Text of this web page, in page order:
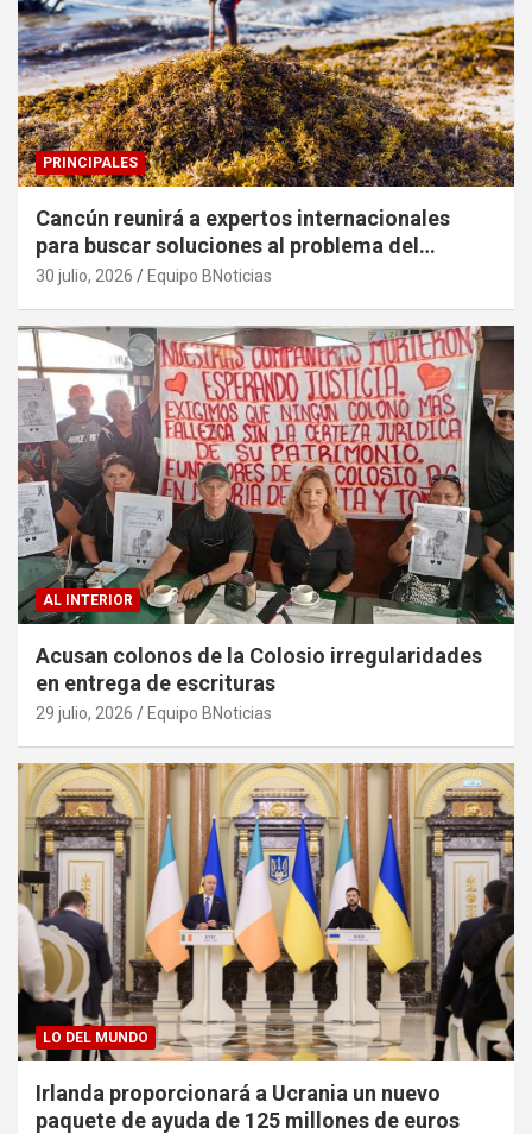
PRINCIPALES
Cancún reunirá a expertos internacionales
para buscar soluciones al problema del
sargazo
30 julio, 2026 Equipo BNoticias
AL INTERIOR
Acusan colonos de la Colosio irregularidades
en entrega de escrituras
29 julio, 2026 Equipo BNoticias
LO DEL MUNDO
Irlanda proporcionará a Ucrania un nuevo
paquete de ayuda de 125 millones de euros